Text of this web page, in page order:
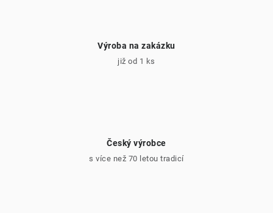
Výroba na zakázku
již od 1 ks
Český výrobce
s více než 70 letou tradicí